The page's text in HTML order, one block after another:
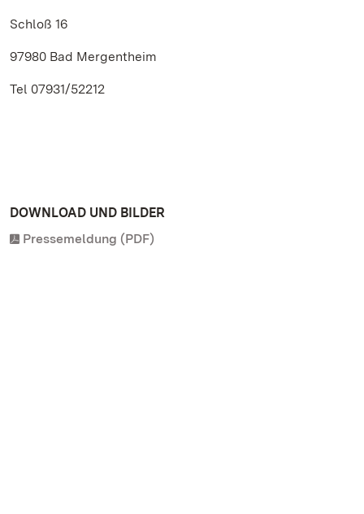
Schloß 16
97980 Bad Mergentheim
Tel 07931/52212
DOWNLOAD UND BILDER
Pressemeldung (PDF)